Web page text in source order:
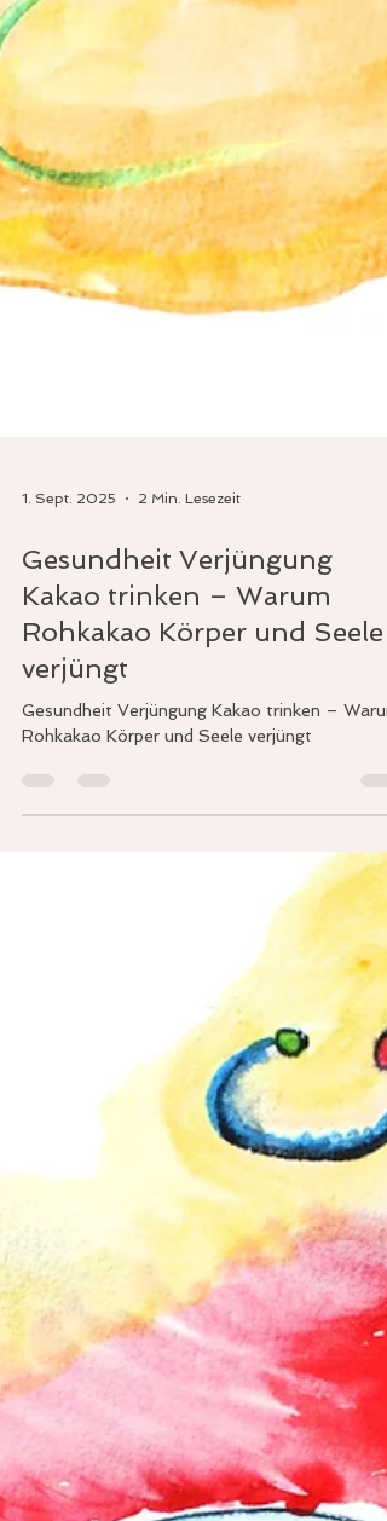
1. Sept. 2025 2 Min. Lesezeit
Gesundheit Verjüngung
Kakao trinken – Warum
Rohkakao Körper und Seele
verjüngt